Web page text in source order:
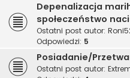
Depenalizacja
społeczeństwo
Ostatni post autor:
Odpowiedzi: 5
Posiadanie/
Ostatni post autor: